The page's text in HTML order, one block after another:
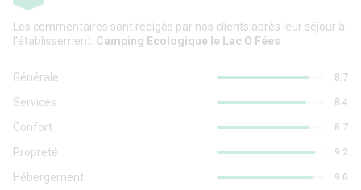
Les commentaires sont rédigés par nos clients après leur séjour à
l'établissement: Camping Ecologique le Lac O Fées
Générale 8.7
Services 8.4
Confort 8.7
Propreté 9.2
Hébergement 9.0